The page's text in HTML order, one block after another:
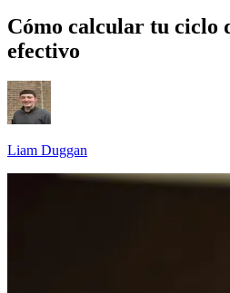
Cómo calcular tu ciclo
efectivo
Liam Duggan